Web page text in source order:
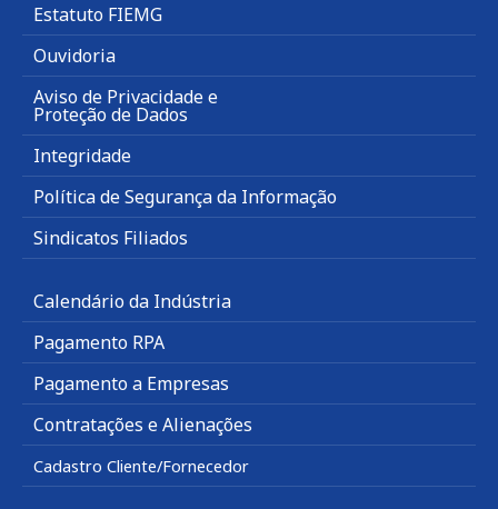
Estatuto FIEMG
Ouvidoria
Aviso de Privacidade e
Proteção de Dados
Integridade
Política de Segurança da Informação
Sindicatos Filiados
Calendário da Indústria
Pagamento RPA
Pagamento a Empresas
Contratações e Alienações
Cadastro Cliente/Fornecedor